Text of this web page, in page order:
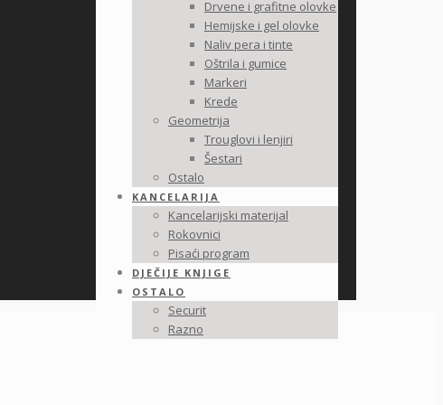
Drvene i grafitne olovke
Hemijske i gel olovke
Naliv pera i tinte
Oštrila i gumice
Markeri
Krede
Geometrija
Trouglovi i lenjiri
Šestari
Ostalo
KANCELARIJA
Kancelarijski materijal
Rokovnici
Pisaći program
DJEČIJE KNJIGE
OSTALO
Securit
Razno